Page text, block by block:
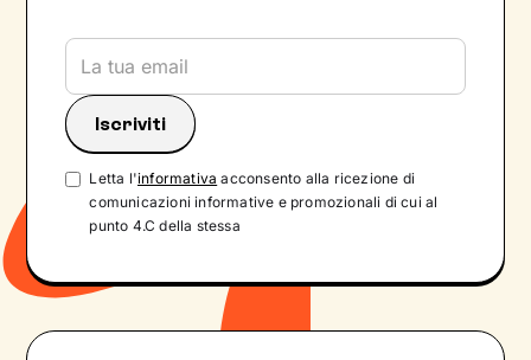
Letta l'informativa acconsento alla ricezione di
comunicazioni informative e promozionali di cui al
punto 4.C della stessa